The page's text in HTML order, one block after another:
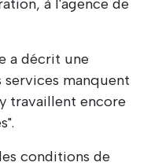
à l'agence de
a décrit une
manquent
travaillent encore
conditions de